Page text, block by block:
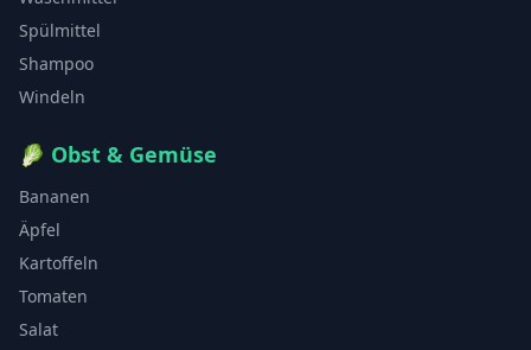
Spülmittel
Shampoo
Windeln
🥬 Obst & Gemüse
Bananen
Äpfel
Kartoffeln
Tomaten
Salat